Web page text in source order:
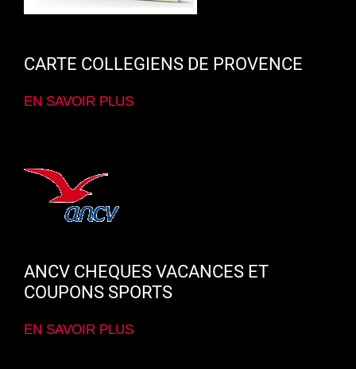
CARTE COLLEGIENS DE PROVENCE
EN SAVOIR PLUS
ANCV CHEQUES VACANCES ET
COUPONS SPORTS
EN SAVOIR PLUS